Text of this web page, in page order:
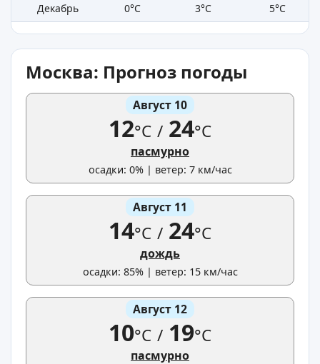
Декабрь
0°C 3°C 5°C
Москва: Прогноз погоды
Август 10
12°C / 24°C
пасмурно
осадки: 0% | ветер: 7 км/час
Август 11
14°C / 24°C
дождь
осадки: 85% | ветер: 15 км/час
Август 12
10°C / 19°C
пасмурно